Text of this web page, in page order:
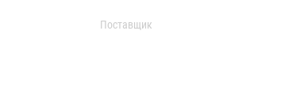
Поставщик